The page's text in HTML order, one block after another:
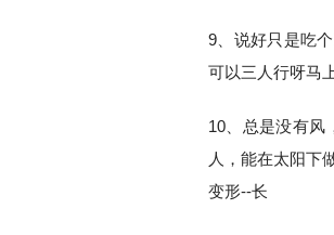
9、说好只是吃
可以三人行呀马
10、总是没有风
人，能在太阳下
变形--长